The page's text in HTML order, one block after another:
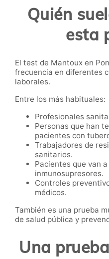
Quién
esta
El test de Mantoux en
frecuencia en diferentes
laborales.
Entre los más habituales:
Profesionales
Personas que han
pacientes con
Trabajadores de
sanitarios.
Pacientes que van
inmunosupresores.
Controles
médicos.
También es una prueba
de salud pública y
Una